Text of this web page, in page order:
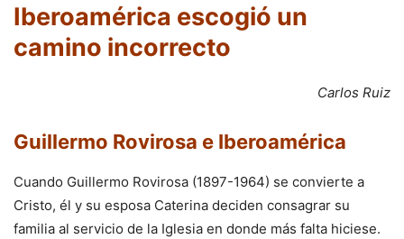
Iberoamérica escogió un
camino incorrecto
Carlos Ruiz
Guillermo Rovirosa e Iberoamérica
Cuando Guillermo Rovirosa (1897-1964) se convierte a
Cristo, él y su esposa Caterina deciden consagrar su
familia al servicio de la Iglesia en donde más falta hiciese.